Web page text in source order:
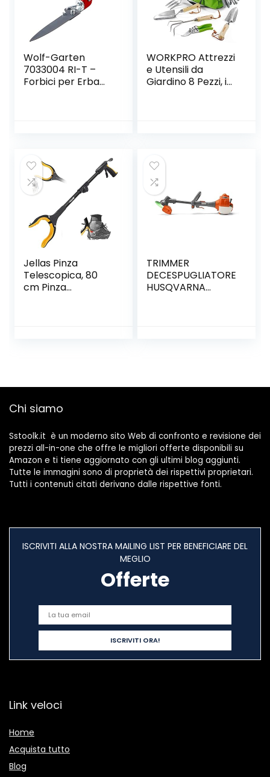
Wolf-Garten
7033004 RI-T –
Forbici per Erba
WORKPRO Attrezzi
e Utensili da
Giardino 8 Pezzi, in
per Terreno,
Forcola e Rastrello
a Mano
Jellas Pinza
Telescopica, 80
cm Pinza
TRIMMER
DECESPUGLIATORE
HUSQVARNA
Chi siamo
Sstoolk.it è un moderno sito Web di confronto e revisione dei
prezzi all-in-one che offre le migliori offerte disponibili su
Amazon e ti tiene aggiornato con gli ultimi blog aggiunti.
Tutte le immagini sono di proprietà dei rispettivi proprietari.
Tutti i contenuti citati derivano dalle rispettive fonti.
ISCRIVITI ALLA NOSTRA MAILING LIST PER BENEFICIARE DEL
MEGLIO
Offerte
Link veloci
Home
Acquista tutto
Blog